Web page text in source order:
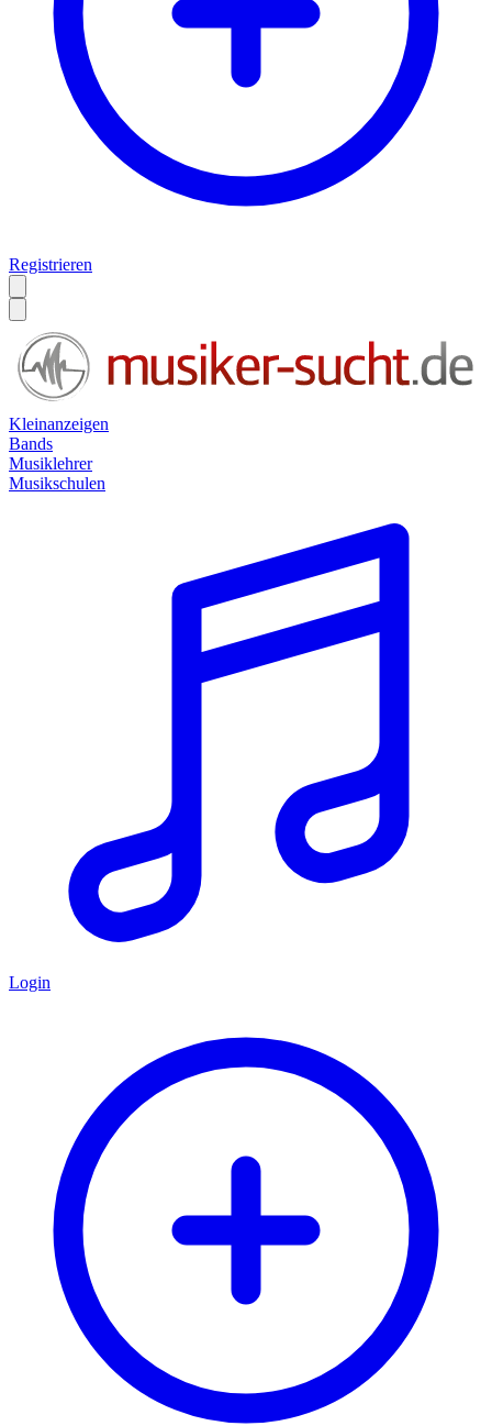
Registrieren
Kleinanzeigen
Bands
Musiklehrer
Musikschulen
Login